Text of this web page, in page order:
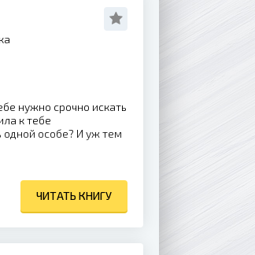
нужно срочно искать
к тебе
одной особе? И уж тем
ЧИТАТЬ КНИГУ